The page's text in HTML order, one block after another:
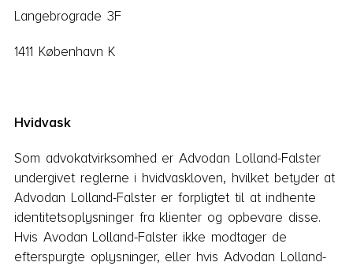
Langebrograde 3F
1411 København K
Hvidvask
Som advokatvirksomhed er Advodan Lolland-Falster
undergivet reglerne i hvidvaskloven, hvilket betyder at
Advodan Lolland-Falster er forpligtet til at indhente
identitetsoplysninger fra klienter og opbevare disse.
Hvis Avodan Lolland-Falster ikke modtager de
efterspurgte oplysninger, eller hvis Advodan Lolland-